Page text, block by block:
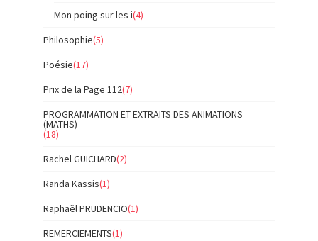
Mon poing sur les i(4)
Philosophie(5)
Poésie(17)
Prix de la Page 112(7)
PROGRAMMATION ET EXTRAITS DES ANIMATIONS
(MATHS)
(18)
Rachel GUICHARD(2)
Randa Kassis(1)
Raphaël PRUDENCIO(1)
REMERCIEMENTS(1)